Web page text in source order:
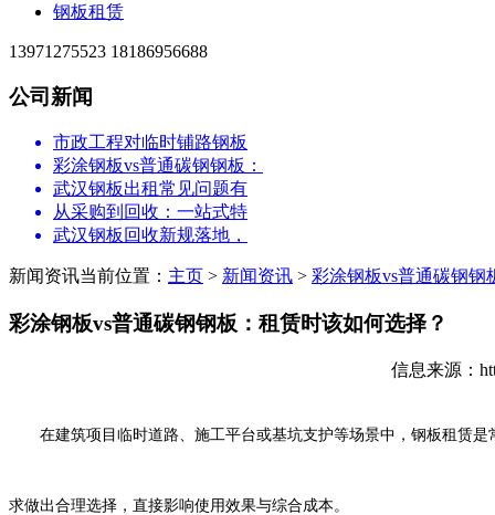
钢板租赁
13971275523 18186956688
公司新闻
市政工程对临时铺路钢板
彩涂钢板vs普通碳钢钢板：
武汉钢板出租常见问题有
从采购到回收：一站式特
武汉钢板回收新规落地，
新闻资讯当前位置： 主页 > 新闻资讯 > 彩涂钢板vs普通碳钢钢
彩涂钢板vs普通碳钢钢板：租赁时该如何选择？
信息来源：
在建筑项目临时道路、施工平台或基坑支护等场景中，钢板租赁是
求做出合理选择，直接影响使用效果与综合成本。